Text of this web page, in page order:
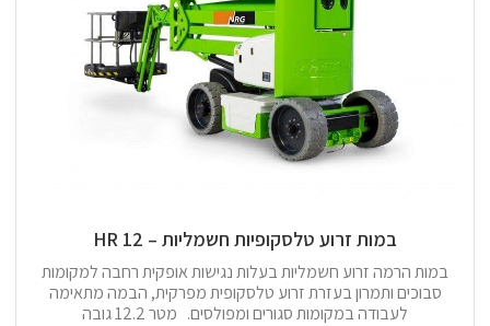
במות זרוע טלסקופיות חשמליות – 12 HR
במות הרמה זרוע חשמליות בעלות נגישות אופקית רחבה למקומות
סבוכים ותמרון בעזרת זרוע טלסקופית מפרקית, הבמה מתאימה
לעבודה במקומות סגורים ומפולסים. מטר 12.2 גובה